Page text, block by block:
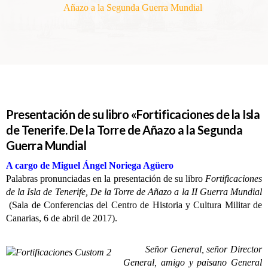
Añazo a la Segunda Guerra Mundial
Presentación de su libro «Fortificaciones de la Isla
de Tenerife. De la Torre de Añazo a la Segunda
Guerra Mundial
A cargo de Miguel Ángel Noriega Agüero
Palabras pronunciadas en la presentación de su libro Fortificaciones
de la Isla de Tenerife, De la Torre de Añazo a la II Guerra Mundial
(Sala de Conferencias del Centro de Historia y Cultura Militar de
Canarias, 6 de abril de 2017).
Señor General, señor Director
General, amigo y paisano General